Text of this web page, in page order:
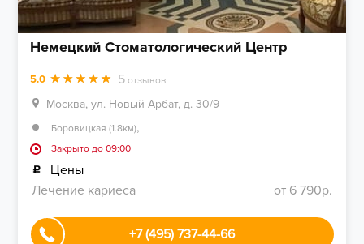
Немецкий Стоматологический Центр
5.0 5 отзывов
Москва, ул. Новый Арбат, д. 30/9
Боровицкая (1.8км),
Закрыто до 09:00
Цены
Лечение кариеса
от 6 790р.
+7 (495) 737-44-66